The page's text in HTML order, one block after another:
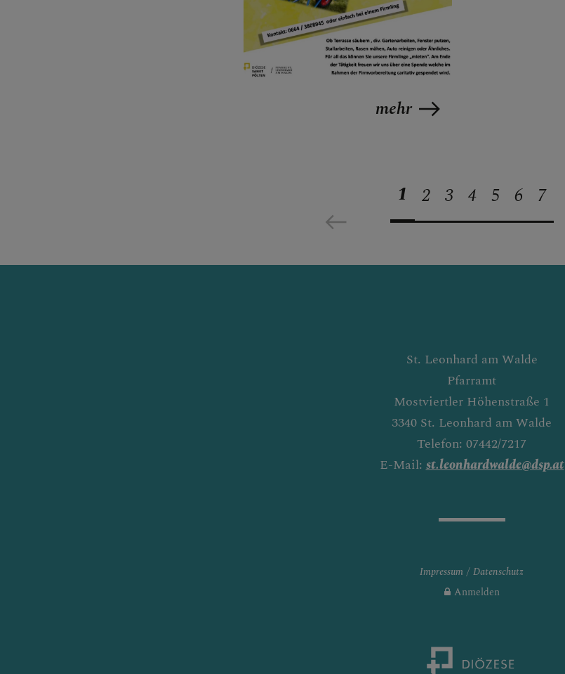
mehr
1 2 3 4 5 6 7
St. Leonhard am Walde
Pfarramt
Mostviertler Höhenstraße 1
3340 St. Leonhard am Walde
Telefon: 07442/7217
E-Mail:st.leonhardwalde@dsp.at
Impressum
Datenschutz
Anmelden